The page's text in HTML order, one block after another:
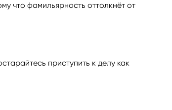
что фамильярность оттолкнёт от
приступить к делу как